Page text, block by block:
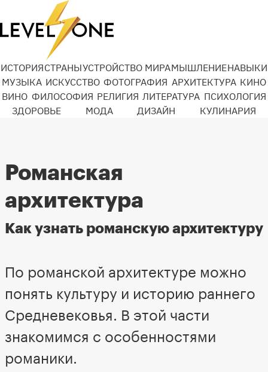
ИСТОРИЯСТРАНЫУСТРОЙСТВО МИРАМЫШЛЕНИЕНАВЫКИ
МУЗЫКА ИСКУССТВО ФОТОГРАФИЯ АРХИТЕКТУРА КИНО
ВИНО ФИЛОСОФИЯ РЕЛИГИЯ ЛИТЕРАТУРА ПСИХОЛОГИЯ
ЗДОРОВЬЕ
МОДА ДИЗАЙН КУЛИНАРИЯ
Романская
архитектура
Как узнать романскую архитектуру
По романской архитектуре можно
понять культуру и историю раннего
Средневековья. В этой части
знакомимся с особенностями
романики.